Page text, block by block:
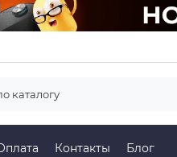
Контакты Блог